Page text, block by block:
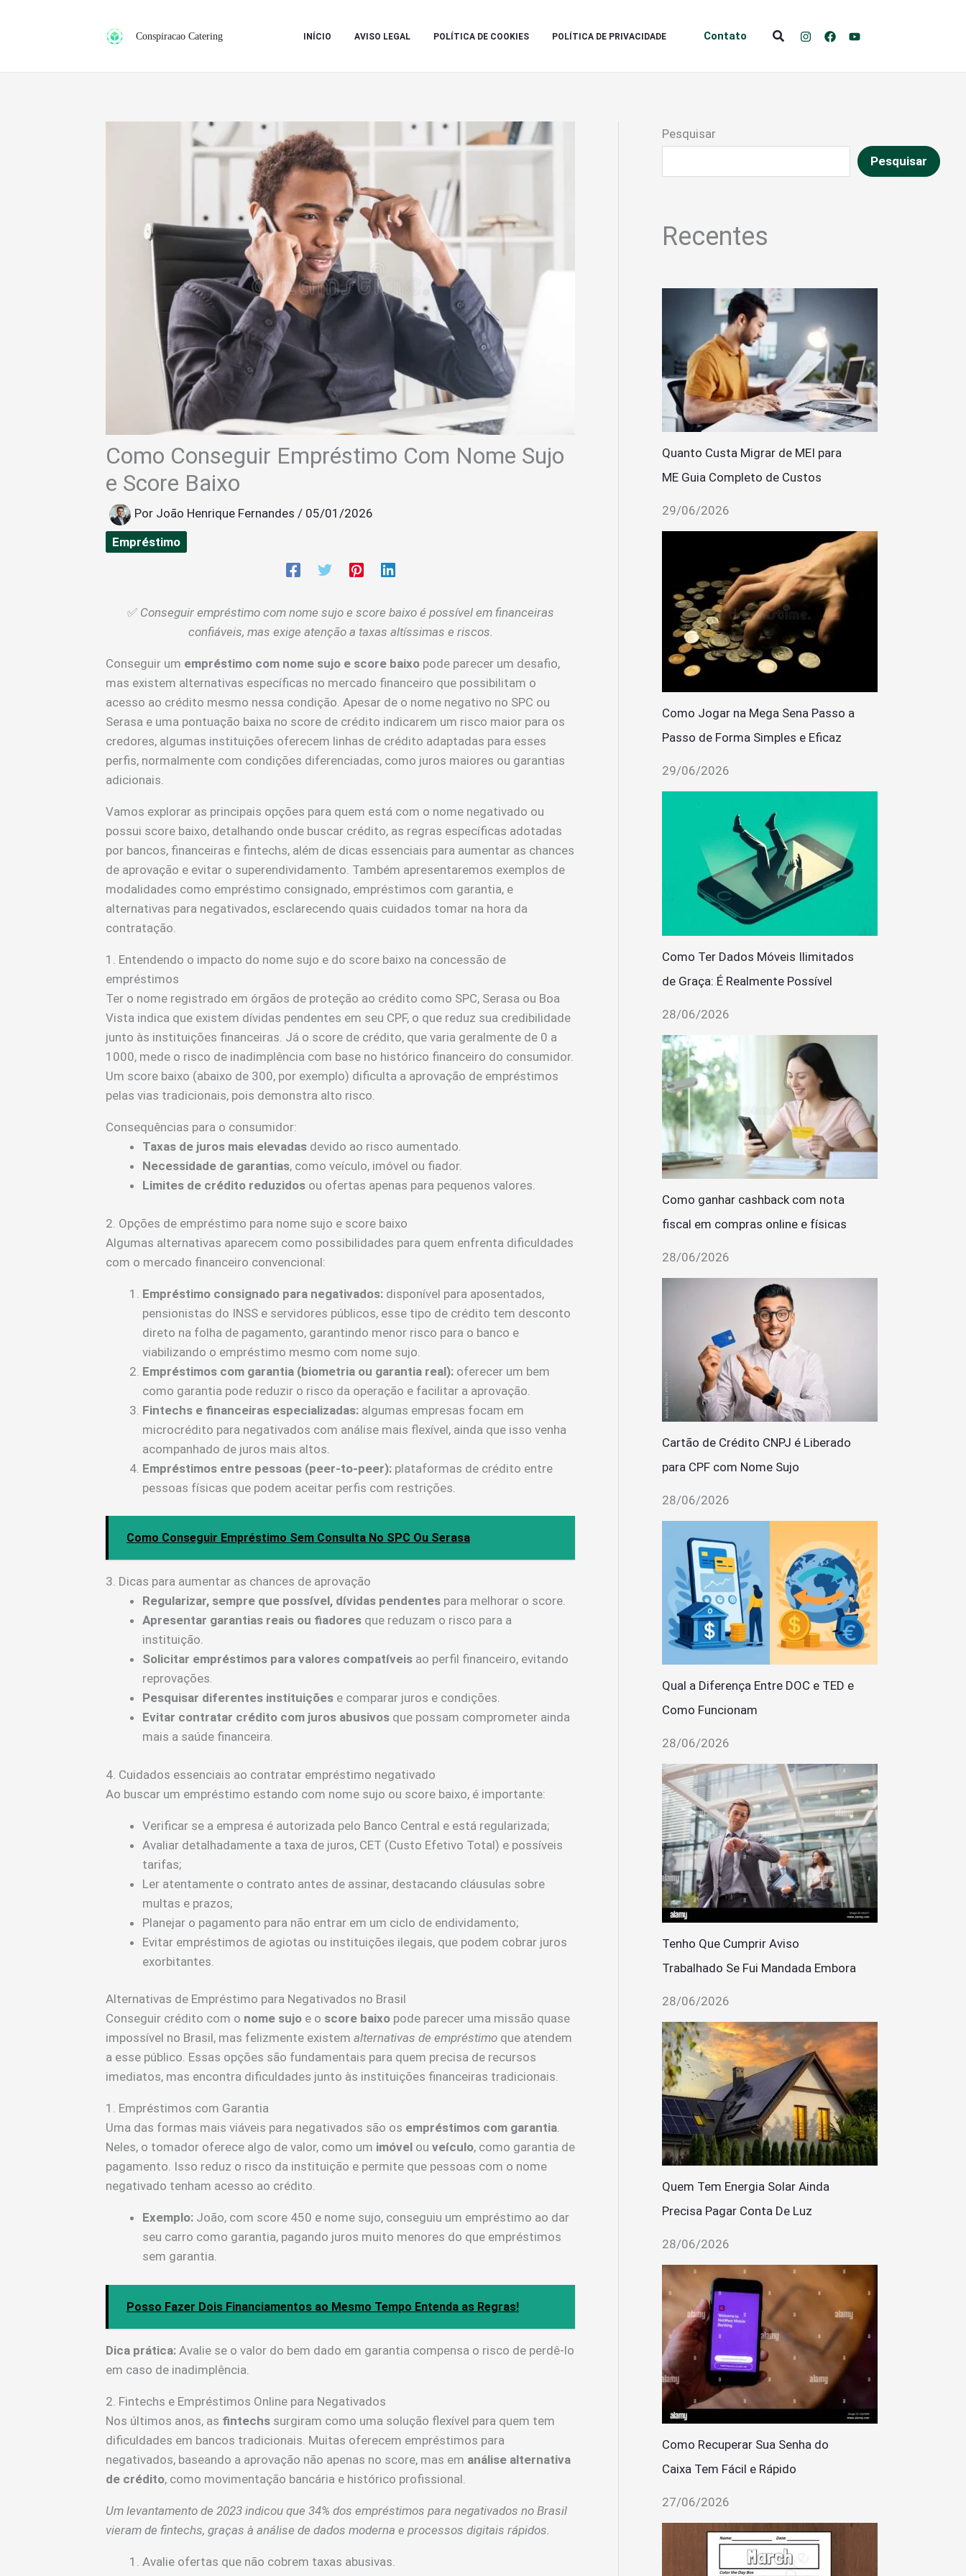
Conspiracao Catering INÍCIO AVISO LEGAL POLÍTICA DE COOKIES POLÍTICA DE PRIVACIDADE Contato Pesquisar
Como Conseguir Empréstimo Com Nome Sujo
e Score Baixo
Por João Henrique Fernandes / 05/01/2026
Empréstimo
✅ Conseguir empréstimo com nome sujo e score baixo é possível em financeiras
confiáveis, mas exige atenção a taxas altíssimas e riscos.
Conseguir um empréstimo com nome sujo e score baixo pode parecer um desafio,
mas existem alternativas específicas no mercado financeiro que possibilitam o
acesso ao crédito mesmo nessa condição. Apesar de o nome negativo no SPC ou
Serasa e uma pontuação baixa no score de crédito indicarem um risco maior para os
credores, algumas instituições oferecem linhas de crédito adaptadas para esses
perfis, normalmente com condições diferenciadas, como juros maiores ou garantias
adicionais.
Vamos explorar as principais opções para quem está com o nome negativado ou
possui score baixo, detalhando onde buscar crédito, as regras específicas adotadas
por bancos, financeiras e fintechs, além de dicas essenciais para aumentar as chances
de aprovação e evitar o superendividamento. Também apresentaremos exemplos de
modalidades como empréstimo consignado, empréstimos com garantia, e
alternativas para negativados, esclarecendo quais cuidados tomar na hora da
contratação.
1. Entendendo o impacto do nome sujo e do score baixo na concessão de
empréstimos
Ter o nome registrado em órgãos de proteção ao crédito como SPC, Serasa ou Boa
Vista indica que existem dívidas pendentes em seu CPF, o que reduz sua credibilidade
junto às instituições financeiras. Já o score de crédito, que varia geralmente de 0 a
1000, mede o risco de inadimplência com base no histórico financeiro do consumidor.
Um score baixo (abaixo de 300, por exemplo) dificulta a aprovação de empréstimos
pelas vias tradicionais, pois demonstra alto risco.
Consequências para o consumidor:
Taxas de juros mais elevadas devido ao risco aumentado.
Necessidade de garantias, como veículo, imóvel ou fiador.
Limites de crédito reduzidos ou ofertas apenas para pequenos valores.
2. Opções de empréstimo para nome sujo e score baixo
Algumas alternativas aparecem como possibilidades para quem enfrenta dificuldades
com o mercado financeiro convencional:
Empréstimo consignado para negativados: disponível para aposentados,
pensionistas do INSS e servidores públicos, esse tipo de crédito tem desconto
direto na folha de pagamento, garantindo menor risco para o banco e
viabilizando o empréstimo mesmo com nome sujo.
Empréstimos com garantia (biometria ou garantia real): oferecer um bem
como garantia pode reduzir o risco da operação e facilitar a aprovação.
Fintechs e financeiras especializadas: algumas empresas focam em
microcrédito para negativados com análise mais flexível, ainda que isso venha
acompanhado de juros mais altos.
Empréstimos entre pessoas (peer-to-peer): plataformas de crédito entre
pessoas físicas que podem aceitar perfis com restrições.
Como Conseguir Empréstimo Sem Consulta No SPC Ou Serasa
3. Dicas para aumentar as chances de aprovação
Regularizar, sempre que possível, dívidas pendentes para melhorar o score.
Apresentar garantias reais ou fiadores que reduzam o risco para a
instituição.
Solicitar empréstimos para valores compatíveis ao perfil financeiro, evitando
reprovações.
Pesquisar diferentes instituições e comparar juros e condições.
Evitar contratar crédito com juros abusivos que possam comprometer ainda
mais a saúde financeira.
4. Cuidados essenciais ao contratar empréstimo negativado
Ao buscar um empréstimo estando com nome sujo ou score baixo, é importante:
Verificar se a empresa é autorizada pelo Banco Central e está regularizada;
Avaliar detalhadamente a taxa de juros, CET (Custo Efetivo Total) e possíveis
tarifas;
Ler atentamente o contrato antes de assinar, destacando cláusulas sobre
multas e prazos;
Planejar o pagamento para não entrar em um ciclo de endividamento;
Evitar empréstimos de agiotas ou instituições ilegais, que podem cobrar juros
exorbitantes.
Alternativas de Empréstimo para Negativados no Brasil
Conseguir crédito com o nome sujo e o score baixo pode parecer uma missão quase
impossível no Brasil, mas felizmente existem alternativas de empréstimo que atendem
a esse público. Essas opções são fundamentais para quem precisa de recursos
imediatos, mas encontra dificuldades junto às instituições financeiras tradicionais.
1. Empréstimos com Garantia
Uma das formas mais viáveis para negativados são os empréstimos com garantia.
Neles, o tomador oferece algo de valor, como um imóvel ou veículo, como garantia de
pagamento. Isso reduz o risco da instituição e permite que pessoas com o nome
negativado tenham acesso ao crédito.
Exemplo: João, com score 450 e nome sujo, conseguiu um empréstimo ao dar
seu carro como garantia, pagando juros muito menores do que empréstimos
sem garantia.
Posso Fazer Dois Financiamentos ao Mesmo Tempo Entenda as Regras!
Dica prática: Avalie se o valor do bem dado em garantia compensa o risco de perdê-lo
em caso de inadimplência.
2. Fintechs e Empréstimos Online para Negativados
Nos últimos anos, as fintechs surgiram como uma solução flexível para quem tem
dificuldades em bancos tradicionais. Muitas oferecem empréstimos para
negativados, baseando a aprovação não apenas no score, mas em análise alternativa
de crédito, como movimentação bancária e histórico profissional.
Um levantamento de 2023 indicou que 34% dos empréstimos para negativados no Brasil
vieram de fintechs, graças à análise de dados moderna e processos digitais rápidos.
Avalie ofertas que não cobrem taxas abusivas.
Pesquisar
Pesquisar
Recentes
Quanto Custa Migrar de MEI para
ME Guia Completo de Custos
29/06/2026
Como Jogar na Mega Sena Passo a
Passo de Forma Simples e Eficaz
29/06/2026
Como Ter Dados Móveis Ilimitados
de Graça: É Realmente Possível
28/06/2026
Como ganhar cashback com nota
fiscal em compras online e físicas
28/06/2026
Cartão de Crédito CNPJ é Liberado
para CPF com Nome Sujo
28/06/2026
Qual a Diferença Entre DOC e TED e
Como Funcionam
28/06/2026
Tenho Que Cumprir Aviso
Trabalhado Se Fui Mandada Embora
28/06/2026
Quem Tem Energia Solar Ainda
Precisa Pagar Conta De Luz
28/06/2026
Como Recuperar Sua Senha do
Caixa Tem Fácil e Rápido
27/06/2026